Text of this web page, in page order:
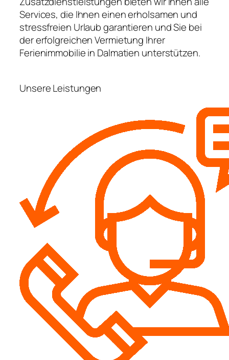
Services, die Ihnen einen erholsamen und
stressfreien Urlaub garantieren und Sie bei
der erfolgreichen Vermietung Ihrer
Ferienimmobilie in Dalmatien unterstützen.
Unsere Leistungen